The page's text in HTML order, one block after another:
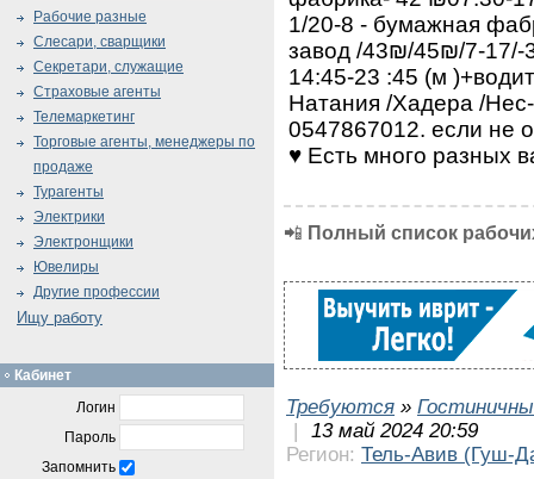
1/20-8 - бумажная
завод /43₪/45₪/7-17/-
14:45-23 :45 (м
Натания /Хадера /
0547867012. если не
♥️ Есть много разных
📲 Полный список
Требуются »
|
13 май 2024 20:59
Регион: Тель-Авив (Гуш-
Рабочие разные
Слесари, сварщики
Секретари, служащие
Страховые агенты
Телемаркетинг
Торговые агенты, менеджеры по
продаже
Турагенты
Электрики
Электронщики
Ювелиры
Другие профессии
Ищу работу
Кабинет
Логин
Пароль
Запомнить